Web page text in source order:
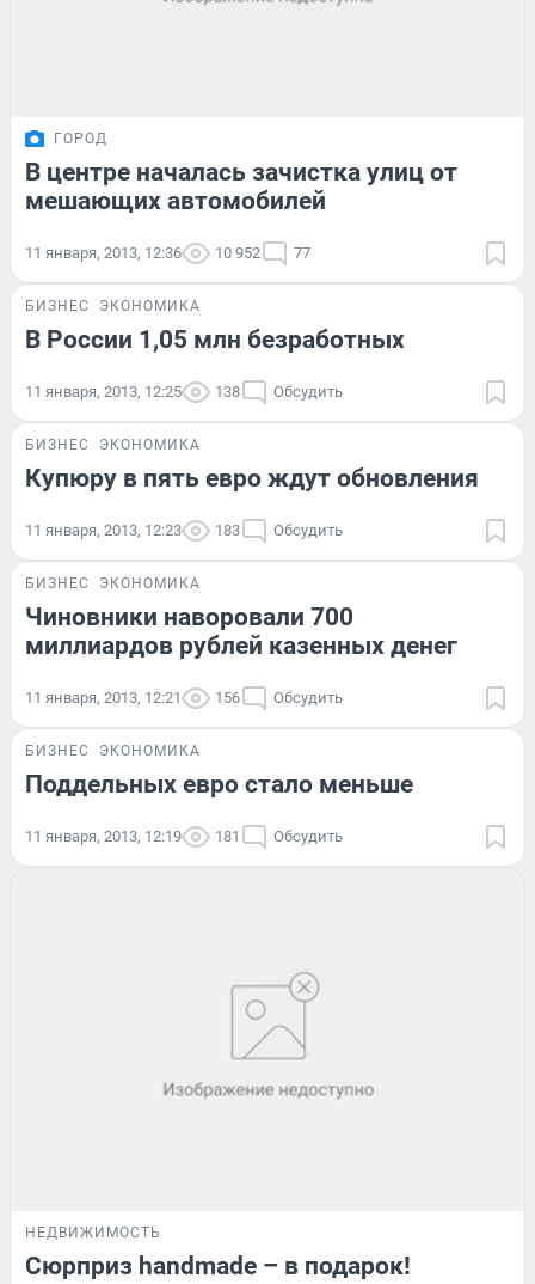
ГОРОД
В центре началась зачистка улиц от
мешающих автомобилей
11 января, 2013, 12:36 10 952 77
БИЗНЕС ЭКОНОМИКА
В России 1,05 млн безработных
11 января, 2013, 12:25 138 Обсудить
БИЗНЕС ЭКОНОМИКА
Купюру в пять евро ждут обновления
11 января, 2013, 12:23 183 Обсудить
БИЗНЕС ЭКОНОМИКА
Чиновники наворовали 700
миллиардов рублей казенных денег
11 января, 2013, 12:21 156 Обсудить
БИЗНЕС ЭКОНОМИКА
Поддельных евро стало меньше
11 января, 2013, 12:19 181 Обсудить
НЕДВИЖИМОСТЬ
Сюрприз handmade – в подарок!